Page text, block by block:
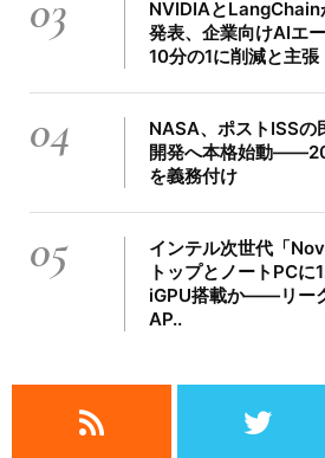
03
NVIDIAと
発表、企業向けAIエ
10分の1に削減と主張
04
NASA、ポストISSの
開発へ本格始動
を義務付け
05
インテル次世代「
トップとノートPCに
iGPU搭載か――リー
AP..